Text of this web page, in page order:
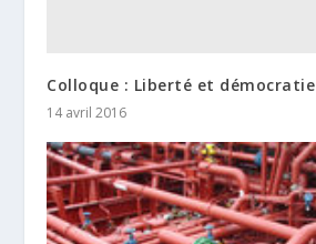
Colloque : Liberté et démocratie
14 avril 2016